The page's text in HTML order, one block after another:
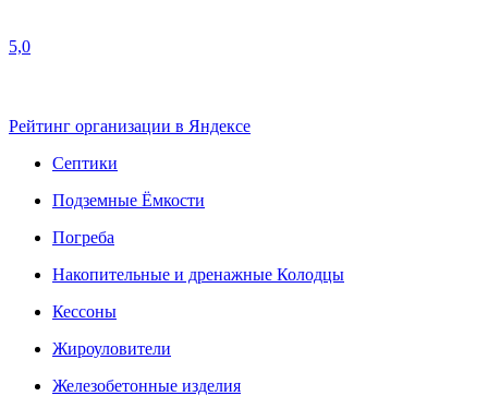
5,0
Рейтинг организации в Яндексе
Септики
Подземные Ёмкости
Погреба
Накопительные и дренажные Колодцы
Кессоны
Жироуловители
Железобетонные изделия